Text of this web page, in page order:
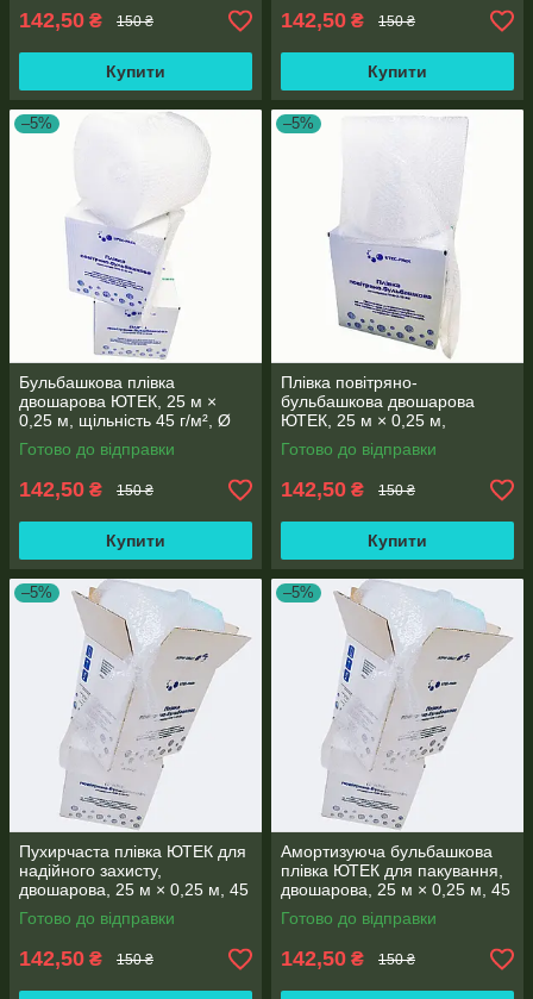
142,50 ₴ 150 ₴
Купити
142,50 ₴ 150 ₴
Купити
–5%
Бульбашкова плівка
двошарова ЮТЕК, 25 м ×
0,25 м, щільність 45 г/м², Ø
10 мм
Готово до відправки
142,50 ₴ 150 ₴
Купити
–5%
Плівка повітряно-
бульбашкова двошарова
ЮТЕК, 25 м × 0,25 м,
щільність 45 г/м², діаметр
бульбашки 10 мм
Готово до відправки
142,50 ₴ 150 ₴
Купити
–5%
Пухирчаста плівка ЮТЕК для
надійного захисту,
двошарова, 25 м × 0,25 м, 45
г/м², Ø 10
Готово до відправки
142,50 ₴ 150 ₴
–5%
Амортизуюча бульбашкова
плівка ЮТЕК для пакування,
двошарова, 25 м × 0,25 м, 45
г/м², Ø 10 мм
Готово до відправки
142,50 ₴ 150 ₴